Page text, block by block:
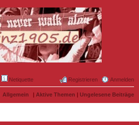
Netiquette Anmelden
Registrieren
Allgemein | Aktive Themen | Ungelesene Beiträge